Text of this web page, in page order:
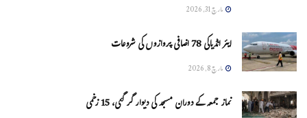
مارچ 31, 2026
ایئر انڈیاکی 78 اضافی پروازوں کی شروعات
مارچ 8, 2026
نماز جمعہ کے دوران مسجد کی دیوار گر گئی، 15 زخمی